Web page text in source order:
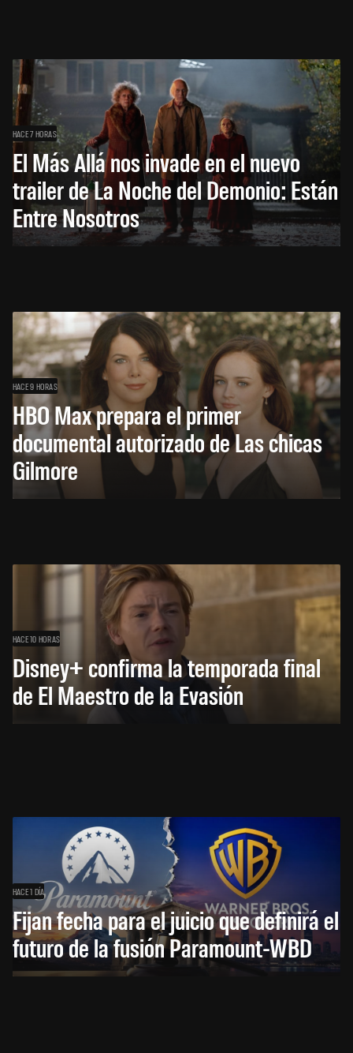
HACE 7 HORAS
El Más Allá nos invade en el nuevo
trailer de La Noche del Demonio: Están
Entre Nosotros
HACE 9 HORAS
HBO Max prepara el primer
documental autorizado de Las chicas
Gilmore
HACE 10 HORAS
Disney+ confirma la temporada final
de El Maestro de la Evasión
HACE 1 DÍA
Fijan fecha para el juicio que definirá el
futuro de la fusión Paramount-WBD